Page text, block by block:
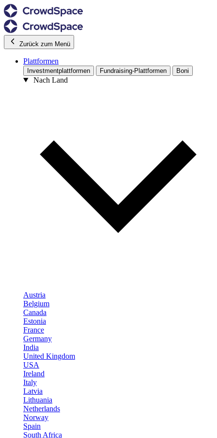
Zurück zum Menü
Plattformen
Investmentplattformen Fundraising-Plattformen Boni
Nach Land
Austria
Belgium
Canada
Estonia
France
Germany
India
United Kingdom
USA
Ireland
Italy
Latvia
Lithuania
Netherlands
Norway
Spain
South Africa